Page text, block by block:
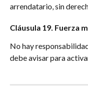
arrendatario, sin
Cláusula 19. Fuerza
No hay
debe avisar para